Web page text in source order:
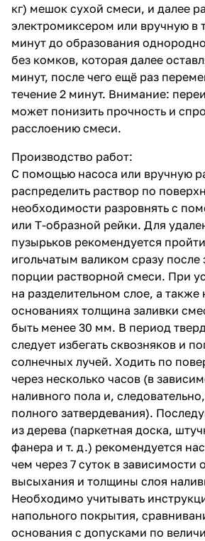
кг) мешок сухой смеси, и далее
электромиксером или вручную в
минут до образования
без комков, которая далее
минут, после чего ещё раз
течение 2 минут. Внимание:
может понизить прочность и
расслоению смеси.
Производство работ:
С помощью насоса или вручную
распределить раствор по
необходимости разровнять с
или Т-образной рейки. Для
пузырьков рекомендуется
игольчатым валиком сразу
порции растворной смеси. При
на разделительном слое, а также
основаниях толщина заливки
быть менее 30 мм. В период
следует избегать сквозняков и
солнечных лучей. Ходить по
через несколько часов (в
наливного пола и,
полного затвердевания).
из дерева (паркетная доска,
фанера и т. д.) рекомендуется
чем через 7 суток в зависимости
высыхания и толщины слоя
Необходимо учитывать
напольного покрытия,
основания с допусками по